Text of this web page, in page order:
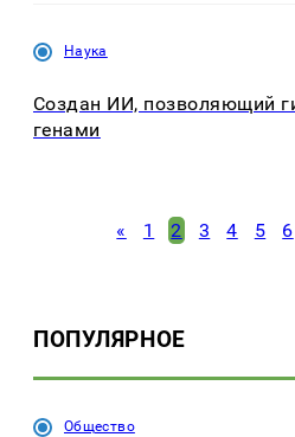
Наука
Создан ИИ, позволяющий
генами
« 1 2 3 4 5 6
ПОПУЛЯРНОЕ
Общество